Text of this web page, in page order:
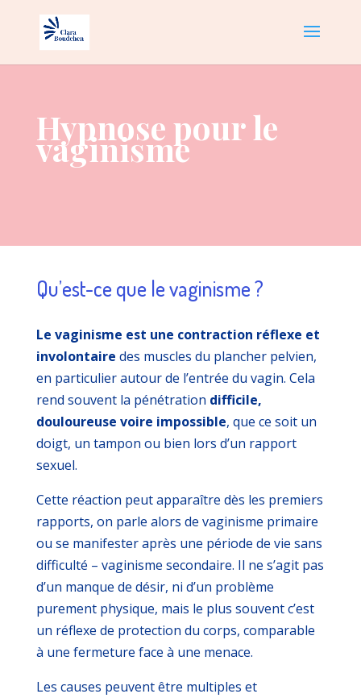
Hypnose pour le
vaginisme
Qu’est-ce que le vaginisme ?
Le vaginisme est une contraction réflexe et
involontaire des muscles du plancher pelvien,
en particulier autour de l’entrée du vagin. Cela
rend souvent la pénétration difficile,
douloureuse voire impossible, que ce soit un
doigt, un tampon ou bien lors d’un rapport
sexuel.
Cette réaction peut apparaître dès les premiers
rapports, on parle alors de vaginisme primaire
ou se manifester après une période de vie sans
difficulté – vaginisme secondaire. Il ne s’agit pas
d’un manque de désir, ni d’un problème
purement physique, mais le plus souvent c’est
un réflexe de protection du corps, comparable
à une fermeture face à une menace.
Les causes peuvent être multiples et